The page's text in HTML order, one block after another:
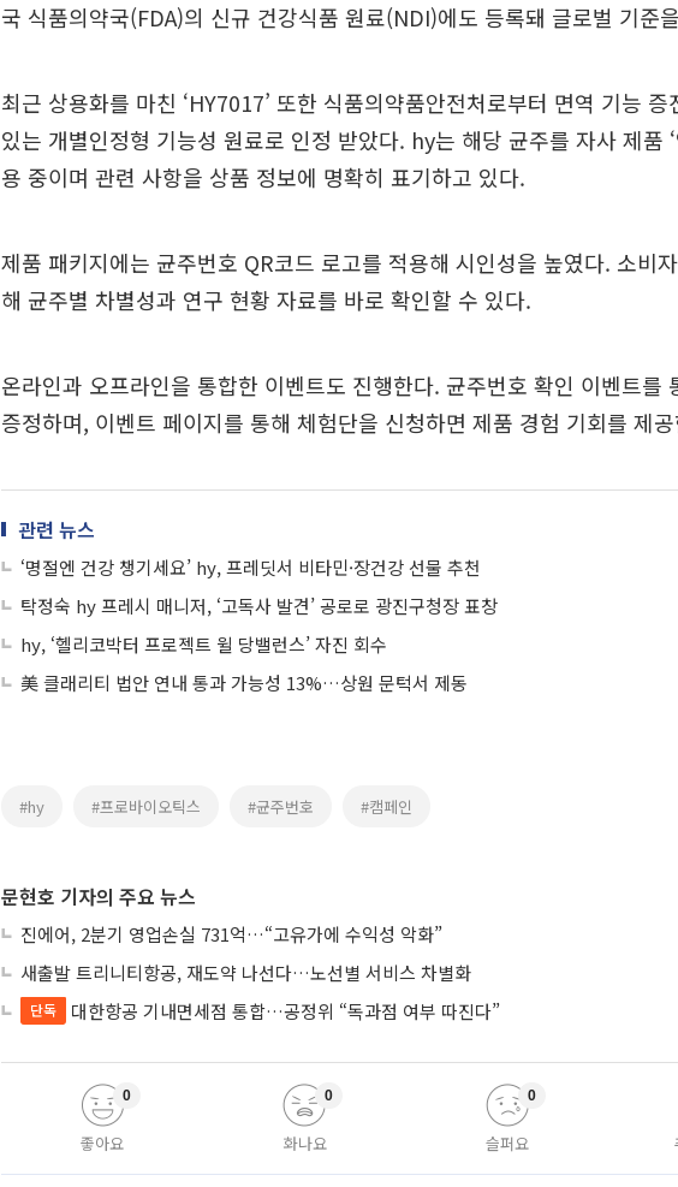
국 식품의약국(FDA)의 신규 건강식품 원료(NDI)에도 등록돼 글로벌 기준
최근 상용화를 마친 ‘HY7017’ 또한 식품의약품안전처로부터 면역 기능
있는 개별인정형 기능성 원료로 인정 받았다. hy는 해당 균주를 자사 제품
용 중이며 관련 사항을 상품 정보에 명확히 표기하고 있다.
제품 패키지에는 균주번호 QR코드 로고를 적용해 시인성을 높였다. 소비
해 균주별 차별성과 연구 현황 자료를 바로 확인할 수 있다.
온라인과 오프라인을 통합한 이벤트도 진행한다. 균주번호 확인 이벤트를
증정하며, 이벤트 페이지를 통해 체험단을 신청하면 제품 경험 기회를 제
관련 뉴스
‘명절엔 건강 챙기세요’ hy, 프레딧서 비타민·장건강 선물 추천
탁정숙 hy 프레시 매니저, ‘고독사 발견’ 공로로 광진구청장 표창
hy, ‘헬리코박터 프로젝트 윌 당밸런스’ 자진 회수
美 클래리티 법안 연내 통과 가능성 13%…상원 문턱서 제동
#hy #프로바이오틱스 #균주번호 #캠페인
문현호 기자의 주요 뉴스
진에어, 2분기 영업손실 731억…“고유가에 수익성 악화”
새출발 트리니티항공, 재도약 나선다…노선별 서비스 차별화
단독 대한항공 기내면세점 통합…공정위 “독과점 여부 따진다”
좋아요
0
화나요
0
슬퍼요
0